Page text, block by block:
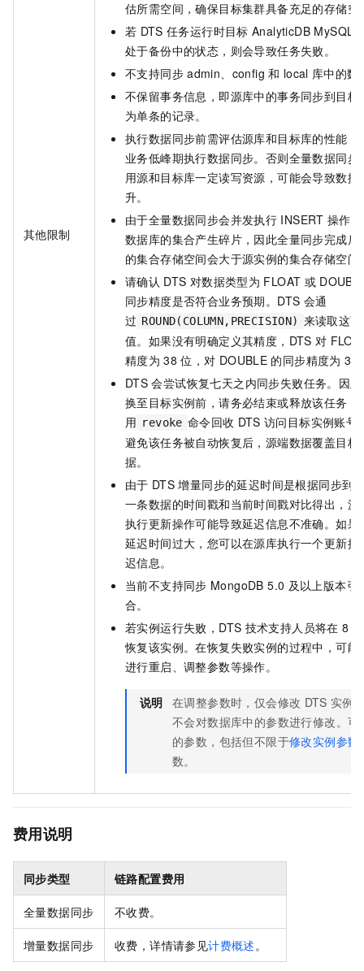
其他限制
估所需空间，确保目标集群具备充足的存储空
若 DTS 任务运行时目标 AnalyticDB MySQL
处于备份中的状态，则会导致任务失败。
不支持同步 admin、config 和 local 库中的数
不保留事务信息，即源库中的事务同步到目标
为单条的记录。
执行数据同步前需评估源库和目标库的性能，
业务低峰期执行数据同步。否则全量数据同步
用源和目标库一定读写资源，可能会导致数据
升。
由于全量数据同步会并发执行 INSERT 操作
数据库的集合产生碎片，因此全量同步完成后
的集合存储空间会大于源实例的集合存储空间
请确认 DTS 对数据类型为 FLOAT 或
同步精度是否符合业务预期。DTS 会通
过 ROUND(COLUMN,PRECISION) 来读取这
值。如果没有明确定义其精度，DTS 对
精度为 38 位，对 DOUBLE 的同步精度为
DTS 会尝试恢复七天之内同步失败任务。因
换至目标实例前，请务必结束或释放该任务，
用 revoke 命令回收 DTS 访问目标实例账号
避免该任务被自动恢复后，源端数据覆盖目标
据。
由于 DTS 增量同步的延迟时间是根据同步到
一条数据的时间戳和当前时间戳对比得出，源
执行更新操作可能导致延迟信息不准确。如果
延迟时间过大，您可以在源库执行一个更新操
迟信息。
当前不支持同步 MongoDB 5.0 及以上版本引
合。
若实例运行失败，DTS 技术支持人员将在 8
恢复该实例。在恢复失败实例的过程中，可能
进行重启、调整参数等操作。
说明 在调整参数时，仅会修改 DTS 实例
不会对数据库中的参数进行修改。 可
的参数，包括但不限于修改实例参数
数。
费用说明
同步类型 链路配置费用
全量数据同步 不收费。
增量数据同步 收费，详情请参见计费概述。